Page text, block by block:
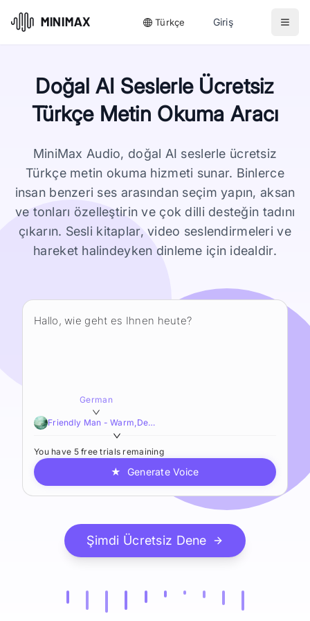
Türkçe Giriş
Doğal AI Seslerle Ücretsiz
Türkçe Metin Okuma Aracı
MiniMax Audio, doğal AI seslerle ücretsiz
Türkçe metin okuma hizmeti sunar. Binlerce
insan benzeri ses arasından seçim yapın, aksan
ve tonları özelleştirin ve çok dilli desteğin tadını
çıkarın. Sesli kitaplar, video seslendirmeleri ve
hareket halindeyken dinleme için idealdir.
German
Friendly Man - Warm,Deep,Smooth
You have 5 free trials remaining
★ Generate Voice
Şimdi Ücretsiz Dene